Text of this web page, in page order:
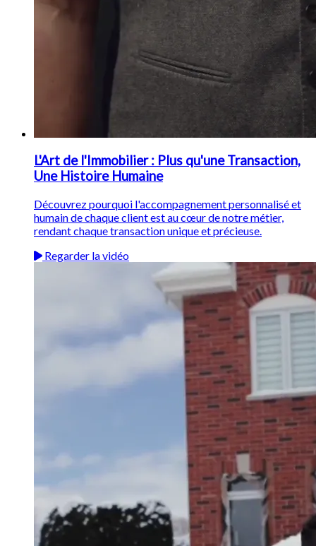
L'Art de l'Immobilier : Plus qu'une Transaction,
Une Histoire Humaine
Découvrez pourquoi l'accompagnement personnalisé et
humain de chaque client est au cœur de notre métier,
rendant chaque transaction unique et précieuse.
Regarder la vidéo